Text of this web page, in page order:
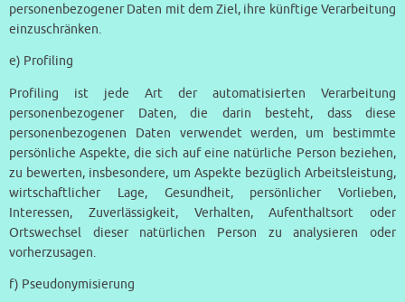
personenbezogener Daten mit dem Ziel, ihre künftige Verarbeitung
einzuschränken.
e) Profiling
Profiling ist jede Art der automatisierten Verarbeitung
personenbezogener Daten, die darin besteht, dass diese
personenbezogenen Daten verwendet werden, um bestimmte
persönliche Aspekte, die sich auf eine natürliche Person beziehen,
zu bewerten, insbesondere, um Aspekte bezüglich Arbeitsleistung,
wirtschaftlicher Lage, Gesundheit, persönlicher Vorlieben,
Interessen, Zuverlässigkeit, Verhalten, Aufenthaltsort oder
Ortswechsel dieser natürlichen Person zu analysieren oder
vorherzusagen.
f) Pseudonymisierung